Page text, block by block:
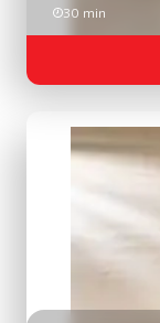
30 min